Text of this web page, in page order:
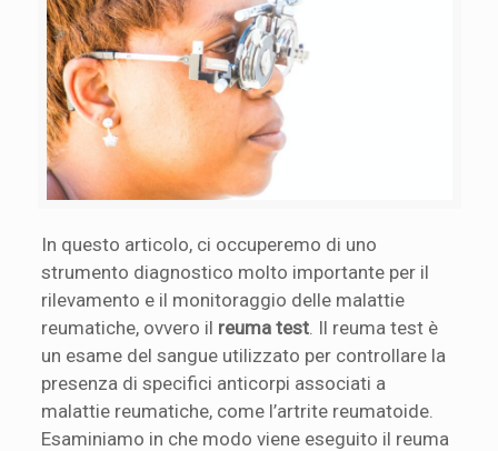
In questo articolo, ci occuperemo di uno
strumento diagnostico molto importante per il
rilevamento e il monitoraggio delle malattie
reumatiche, ovvero il reuma test . Il reuma test è
un esame del sangue utilizzato per controllare la
presenza di specifici anticorpi associati a
malattie reumatiche, come l’artrite reumatoide.
Esaminiamo in che modo viene eseguito il reuma